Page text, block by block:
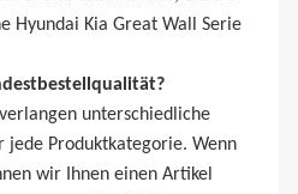
Hyundai Kia Great Wall Serie
unterschiedliche
jede Produktkategorie. Wenn
wir Ihnen einen Artikel